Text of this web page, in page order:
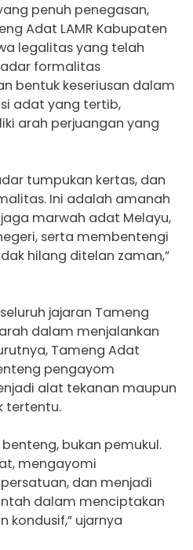
penuh penegasan,
Adat LAMR Kabupaten
legalitas yang telah
formalitas
bentuk keseriusan dalam
adat yang tertib,
arah perjuangan yang
tumpukan kertas, dan
Ini adalah amanah
marwah adat Melayu,
serta membentengi
hilang ditelan zaman,”
jajaran Tameng
dalam menjalankan
Tameng Adat
pengayom
alat tekanan maupun
tertentu.
bukan pemukul.
mengayomi
dan menjadi
dalam menciptakan
kondusif,” ujarnya